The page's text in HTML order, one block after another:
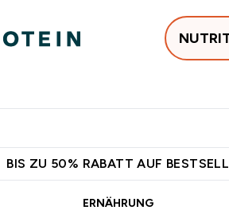
BIS ZU 50% RABATT AUF
ERNÄHRUNG